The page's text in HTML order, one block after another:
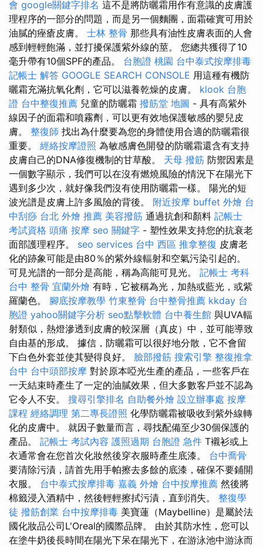
會 google關鍵字排名 這不是將防曬霜用作有意識的皮膚護
理程序的一部分的問題，而是另一個麵團，面霜確實可用於
油膩的痤瘡皮膚。 士林 整骨 那些具有油性皮膚表面的人會
感到輕輕飽滿，並打擾保護紫外線的莖。 您總共獲得了10
毫升帶有10個SPF的產品。 台胞證 桃園 台中泰式按摩排毒
記帳士 解答 GOOGLE SEARCH CONSOLE 用這種有機防
曬霜充滿抗氧化劑，它可以滋養乾燥的皮膚。 klook 台胞
證 台中整復推薦 兒童的防曬霜 撥筋堂 地圖 - 具有高紫外
線因子的面霜和噴霧劑，可以更有效地保護敏感的嬰兒皮
膚。 整復師 找出為什麼要為您的身體使用合適的防曬霜很
重要。 經絡按摩證照 為敏感膚色開發的防曬霜還含有支持
皮膚自己的DNA修復機制的甘草酸。 天母 撥筋 防禦因素是
一個數字顯示，我們可以在沒有燃燒風險的情況下在陽光下
遇到多少次，就好像我們沒有使用防曬霜一樣。 陽光的短
波光譜是皮膚上許多風險的背後。 附近按摩 buffet 外燴 台
中刮痧 台北 外燴 推薦 美容撥筋 通過抗創和顏料 記帳士
考試資格 頭痛 按摩 seo 關鍵字 - 塑性效果支持您的抗衰老
面部護理程序。 seo services 台中 西區 推拿整復 皮膚老
化的跡象可能是由80％的紫外線輻射和空氣污染引起的。
可見光譜的一部分是高能，稱為高能可見光。 記帳士 考科
台中 整骨 宜蘭外燴 有時，它被稱為光，加熱或藍光，或紫
羅蘭色。 腳底按摩教學 竹東整骨 台中整骨推薦 kkday 台
胞證 yahoo關鍵字分析 seo點擊軟體 台中養生館 與UVA輻
射類似，熱燈滲透到皮膚的較深層（真皮）中，並可能導致
自由基的形成。 據信，防曬霜可以很好地分散，它不會留
下白色外套並使其變得良好。 臉部撥筋 搜索引擎 整復推拿
台中 台中頭部按摩 對於原本啞光生產的產品，一些客戶在
一天結束時產生了一定的油膩效果，但大多數客戶並不認為
它令人不安。 搜尋引擎排名 自助餐外燴 設立辦事處 按摩
課程 經絡調理 第二專長證照 化學防曬霜被吸收到紫外線轉
化的皮膚中。 就因子數量而言，尋找配備至少30個保護的
產品。 記帳士 考試內容 護照過期 台胞證 急件 T襯衫或上
衣通常會在您首次化妝然後穿衣服時產生底漆。 台中喬骨
要清除污漬，請首先用手帕擦去多餘的底漆，確保不要鋪開
衣服。 台中泰式按摩排毒 嘉義 外燴 台中按摩推薦 然後將
棉籤浸入酒精中，然後輕輕擦拭污漬，直到消失。 整復學
徒 撥筋創業 台中按摩排毒 美寶蓮（Maybelline）是屬於法
國化妝品公司L'Oreal的國際品牌。 由於其防水性，您可以
在塗牛奶後長時間在陽光下呆在陽光下，在游泳池中游泳而